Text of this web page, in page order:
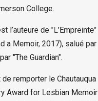
College.
l’auteure de "L’Empreinte"
a Memoir, 2017), salué par
"The Guardian".
remporter le Chautauqua
Award for Lesbian Memoir